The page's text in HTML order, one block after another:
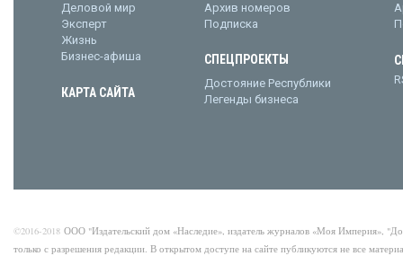
Деловой мир
Эксперт
Жизнь
Бизнес-афиша
КАРТА САЙТА
Архив номеров
Подписка
СПЕЦПРОЕКТЫ
Достояние Республики
Легенды бизнеса
©2016-2018 ООО "Издательский дом «Наследие», издатель журналов «Моя Империя»,
только с разрешения редакции. В открытом доступе на сайте публикуются не все